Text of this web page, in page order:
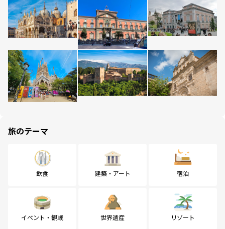
旅のテーマ
飲食 建築・アート 宿泊
イベント・観戦 世界遺産 リゾート